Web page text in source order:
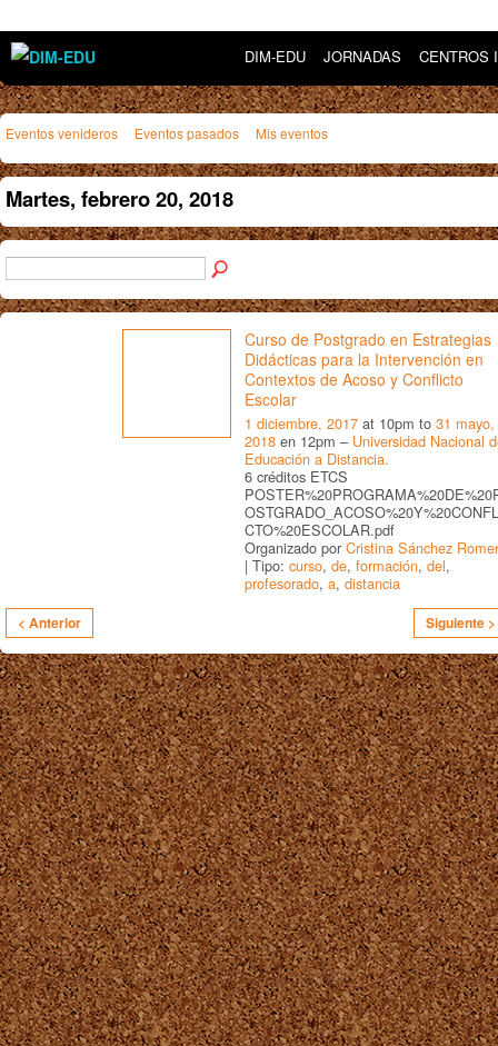
DIM-EDU JORNADAS CENTROS
Eventos venideros Eventos pasados Mis eventos
Martes, febrero 20, 2018
Curso de Postgrado en Estrategias
Didácticas para la Intervención en
Contextos de Acoso y Conflicto
Escolar
1 diciembre, 2017 at 10pm to 31 mayo,
2018 en 12pm – Universidad Nacional
Educación a Distancia.
6 créditos ETCS
CTO%20ESCOLAR.pdf
Organizado por Cristina Sánchez
| Tipo: curso, de, formación, del,
profesorado, a, distancia
< Anterior Siguiente >